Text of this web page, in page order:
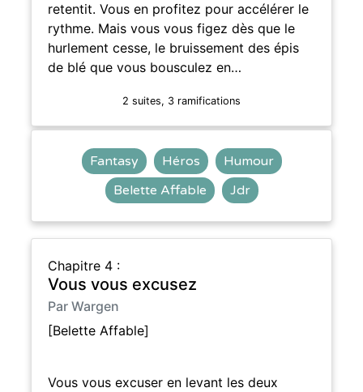
retentit. Vous en profitez pour accélérer le
rythme. Mais vous vous figez dès que le
hurlement cesse, le bruissement des épis
de blé que vous bousculez en…
2 suites, 3 ramifications
Fantasy Héros
Humour
Belette Affable
Jdr
Chapitre 4 :
Vous vous excusez
Par Wargen
[Belette Affable]
Vous vous excuser en levant les deux